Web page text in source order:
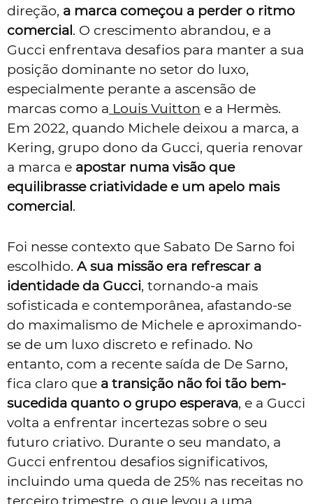
direção, a marca começou a perder o ritmo
comercial. O crescimento abrandou, e a
Gucci enfrentava desafios para manter a sua
posição dominante no setor do luxo,
especialmente perante a ascensão de
marcas como a Louis Vuitton e a Hermès.
Em 2022, quando Michele deixou a marca, a
Kering, grupo dono da Gucci, queria renovar
a marca e apostar numa visão que
equilibrasse criatividade e um apelo mais
comercial.
Foi nesse contexto que Sabato De Sarno foi
escolhido. A sua missão era refrescar a
identidade da Gucci, tornando-a mais
sofisticada e contemporânea, afastando-se
do maximalismo de Michele e aproximando-
se de um luxo discreto e refinado. No
entanto, com a recente saída de De Sarno,
fica claro que a transição não foi tão bem-
sucedida quanto o grupo esperava, e a Gucci
volta a enfrentar incertezas sobre o seu
futuro criativo. Durante o seu mandato, a
Gucci enfrentou desafios significativos,
incluindo uma queda de 25% nas receitas no
terceiro trimestre, o que levou a uma